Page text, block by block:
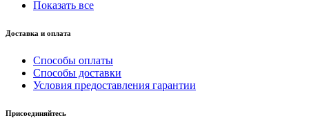
Показать все
Доставка и оплата
Способы оплаты
Способы доставки
Условия предоставления гарантии
Присоединяйтесь